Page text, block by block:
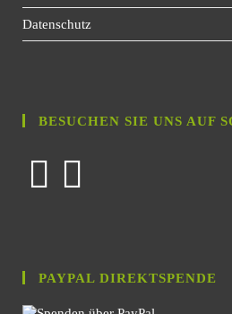
Datenschutz
BESUCHEN SIE UNS AUF
PAYPAL DIREKTSPENDE